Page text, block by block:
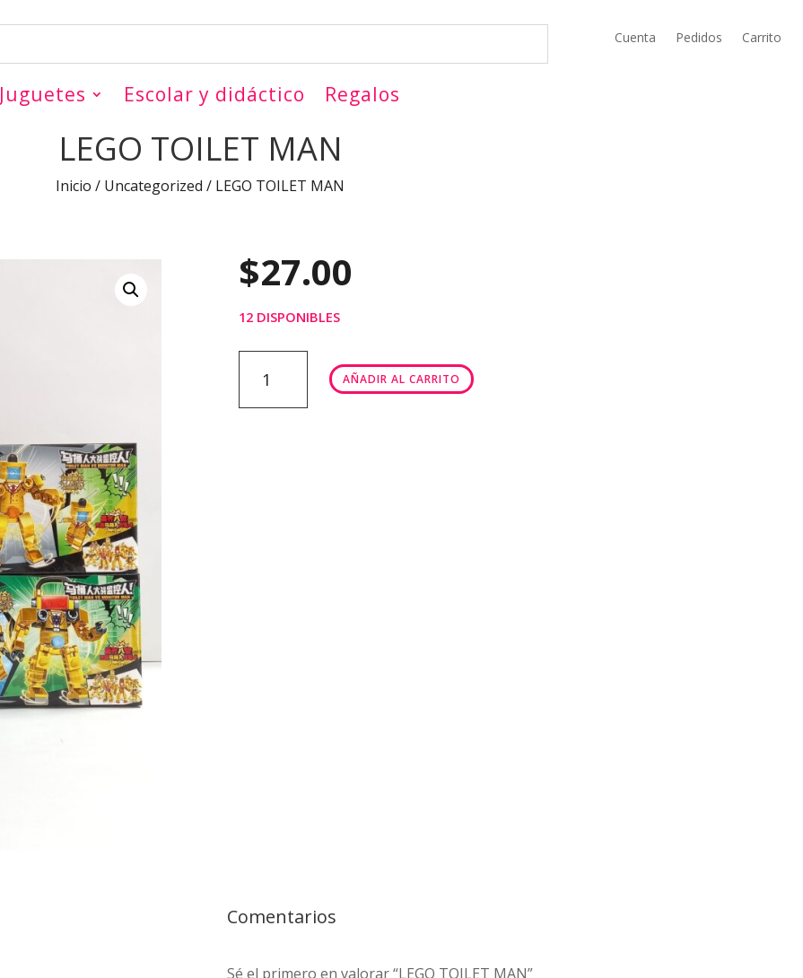
Juguetes Escolar y didáctico Regalos
Cuenta Pedidos Carrito
LEGO TOILET MAN
Inicio / Uncategorized / LEGO TOILET MAN
$27.00
12 DISPONIBLES
TOILET
MAN
AÑADIR AL CARRITO
Comentarios
Sé el primero en valorar “LEGO TOILET MAN”